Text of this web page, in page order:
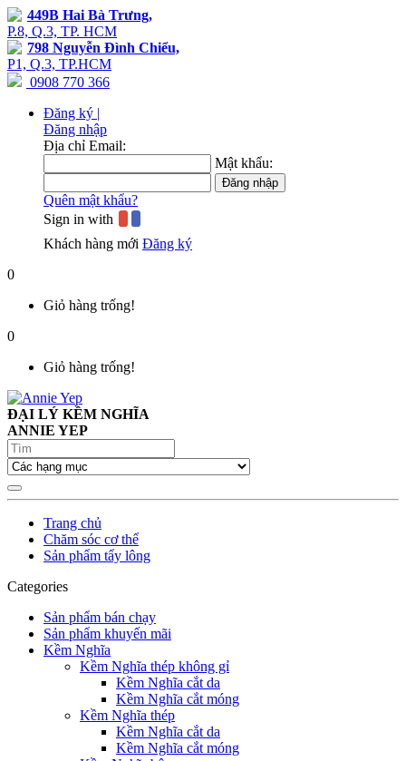
449B Hai Bà Trưng,
P.8, Q.3, TP. HCM
798 Nguyễn Đình Chiểu,
P1, Q.3, TP.HCM
0908 770 366
Đăng ký |
Đăng nhập
Địa chỉ Email:
Mật khẩu:
Quên mật khẩu?
Sign in with
Khách hàng mới Đăng ký
0
Giỏ hàng trống!
0
Giỏ hàng trống!
ĐẠI LÝ KỀM NGHĨA
ANNIE YEP
Trang chủ
Chăm sóc cơ thể
Sản phẩm tẩy lông
Categories
Sản phẩm bán chạy
Sản phẩm khuyến mãi
Kềm Nghĩa
Kềm Nghĩa thép không gỉ
Kềm Nghĩa cắt da
Kềm Nghĩa cắt móng
Kềm Nghĩa thép
Kềm Nghĩa cắt da
Kềm Nghĩa cắt móng